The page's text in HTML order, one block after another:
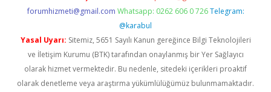
forumhizmeti@gmail.com Whatsapp: 0262 606 0 726 Telegram:
@karabul
Yasal Uyarı: Sitemiz, 5651 Sayılı Kanun gereğince Bilgi Teknolojileri
ve İletişim Kurumu (BTK) tarafından onaylanmış bir Yer Sağlayıcı
olarak hizmet vermektedir. Bu nedenle, sitedeki içerikleri proaktif
olarak denetleme veya araştırma yükümlülüğümüz bulunmamaktadır.